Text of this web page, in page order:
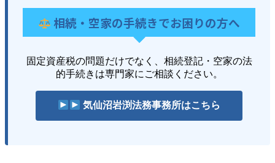
相続・空家の手続きでお困りの方へ
固定資産税の問題だけでなく、相続登記・空家の法
的手続きは専門家にご相談ください。
気仙沼岩渕法務事務所はこちら